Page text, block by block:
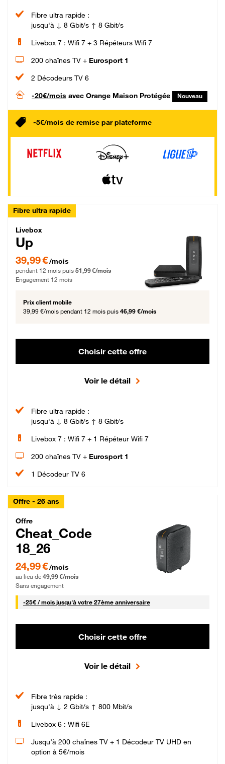
Fibre ultra rapide :
jusqu'à ↓ 8 Gbit/s ↑ 8 Gbit/s
Livebox 7 : Wifi 7 + 3 Répéteurs Wifi 7
200 chaînes TV + Eurosport 1
2 Décodeurs TV 6
-20€/mois avec Orange Maison Protégée Nouveau
-5€/mois de remise par plateforme
Fibre ultra rapide
Livebox Up Fibre
Livebox
Up
39,99 € par mois pendant 12 mois puis 51,99 € par mois, Engagement 12 mois
39,99 €/mois
pendant 12 mois puis 51,99 €/mois
Engagement 12 mois
Prix client mobile
39,99 €/mois pendant 12 mois puis 46,99 €/mois
Choisir cette offre
Voir le détail
Fibre ultra rapide :
jusqu'à ↓ 8 Gbit/s ↑ 8 Gbit/s
Livebox 7 : Wifi 7 + 1 Répéteur Wifi 7
200 chaînes TV + Eurosport 1
1 Décodeur TV 6
Offre - 26 ans
Cheat_Code Fibre_18_26
Offre
Cheat_Code
18_26
24,99 € par mois pendant 0 mois puis 49,99 € par mois, Sans engagement
24,99 €/mois
au lieu de 49,99 €/mois
Sans engagement
-25€ / mois25 € par mois
jusqu'à votre 27ème anniversaire
Choisir cette offre
Voir le détail
Fibre très rapide :
jusqu'à ↓ 2 Gbit/s ↑ 800 Mbit/s
Livebox 6 : Wifi 6E
Jusqu’à 200 chaînes TV + 1 Décodeur TV UHD en
option à 5€/mois